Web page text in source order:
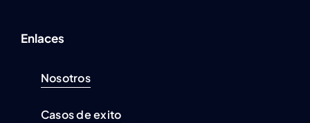
Enlaces
Nosotros
Casos de exito